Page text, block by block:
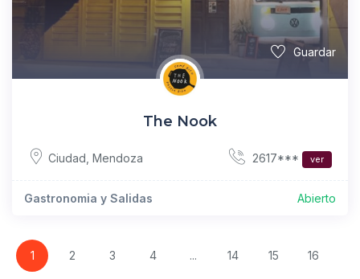
Guardar
The Nook
Ciudad Mendoza 2617*** ver
Gastronomia y Salidas Abierto
1 2 3 4 ... 14 15 16